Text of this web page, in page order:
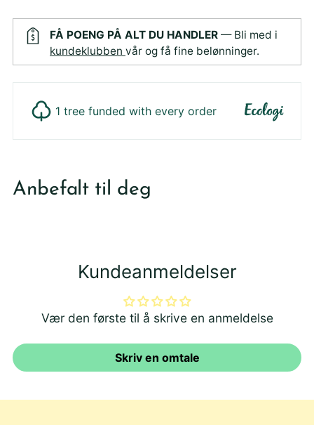
FÅ POENG PÅ ALT DU HANDLER — Bli med i
kundeklubben vår og få fine belønninger.
1 tree funded with every order
produktet
iAnbefalt til deg
Kundeanmeldelser
Vær den første til å skrive en anmeldelse
Skriv en omtale